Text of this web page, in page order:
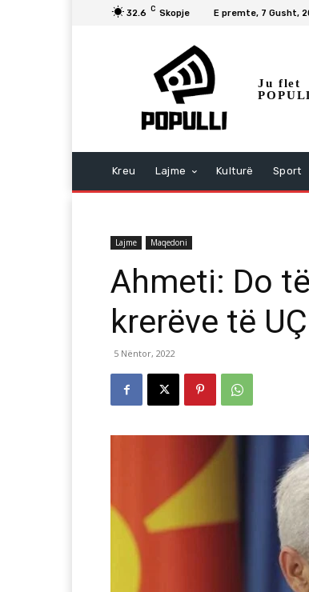
32.6 C Skopje E premte, 7 Gusht,
Ju flet
Kreu Lajme Kulturë Sport
Lajme Maqedoni
Ahmeti: Do
krerëve të
5 Nëntor, 2022